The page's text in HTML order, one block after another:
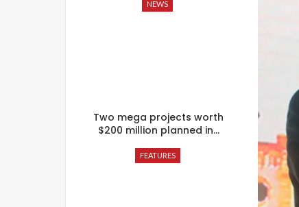
NEWS
Two mega projects worth
$200 million planned in…
FEATURES